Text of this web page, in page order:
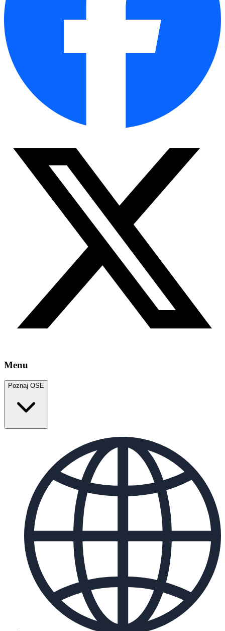
Menu
Poznaj OSE